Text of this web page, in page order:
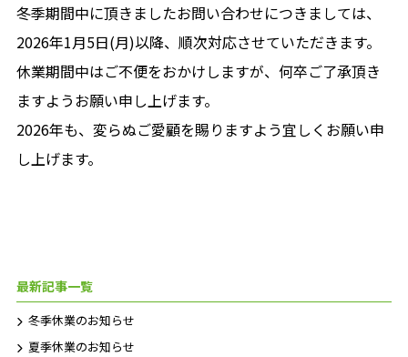
冬季期間中に頂きましたお問い合わせにつきましては、
2026年1月5日(月)以降、順次対応させていただきます。
休業期間中はご不便をおかけしますが、何卒ご了承頂き
ますようお願い申し上げます。
2026年も、変らぬご愛顧を賜りますよう宜しくお願い申
し上げます。
最新記事一覧
冬季休業のお知らせ
夏季休業のお知らせ
匿名及び非通知でのお問い合わせはご対応致しかねま
す。あらかじめご了承ください。
0566-91-4525